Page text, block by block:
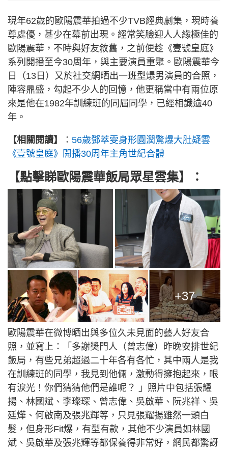
現年62歲的歐陽震華拍過不少TVB經典劇集，現時養
尊處優，甚少在幕前出現。經常笑臉迎人人緣極佳的
歐陽震華，不時與好友敘舊，之前便趁《壹號皇庭》
系列開播至今30周年，與主要演員重聚。歐陽震華今
日（13日）又於社交網晒出一班型爆男演員的合照，
陣容鼎盛，勾起不少人的回憶，他更稱當中有兩位原
來是他在1982年訓練班的同屆同學，已經相識逾40
年。
【相關閱讀】 ： 56歲鄧萃雯身形圓潤驚爆大肚疑雲
《壹號皇庭》開播30周年主角世紀合體
【點擊睇歐陽震華飯局眾星雲集】 ：
+37
歐陽震華在微博晒出與多位久未見面的藝人好友合
照，並寫上：「多謝奬門人（曾志偉）昨晚安排世紀
飯局，有些兄弟超過二十年各有各忙，其中兩人是我
在訓練班的同學，我見到他倆，激動得擁抱起來，眼
有淚光！你們猜猜他們是誰呢？ ​​​」照片中包括張耀
揚、林國斌、李璨琛、曾志偉、吳啟華、阮兆祥、吳
廷燁、何啟南及張兆輝等，只見張耀揚雖然一頭白
髮，但身形Fit爆，有型有款，其他不少演員如林國
斌、吳啟華及張兆輝等都保養得非常好，網民都驚訝